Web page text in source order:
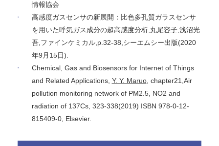
情報協会
高感度ガスセンサの新展開：比色多孔質ガラスセンサ
を用いた呼気ガス成分の超高感度分析, 丸尾容子,浅沼光
吾,ファインケミカル,p.32-38,シーエムシー出版(2020
年9月15日).
Chemical, Gas and Biosensors for Internet of Things
and Related Applications, Y. Y. Maruo, chapter21,Air
pollution monitoring network of PM2.5, NO2 and
radiation of 137Cs, 323-338(2019) ISBN 978-0-12-
815409-0, Elsevier.